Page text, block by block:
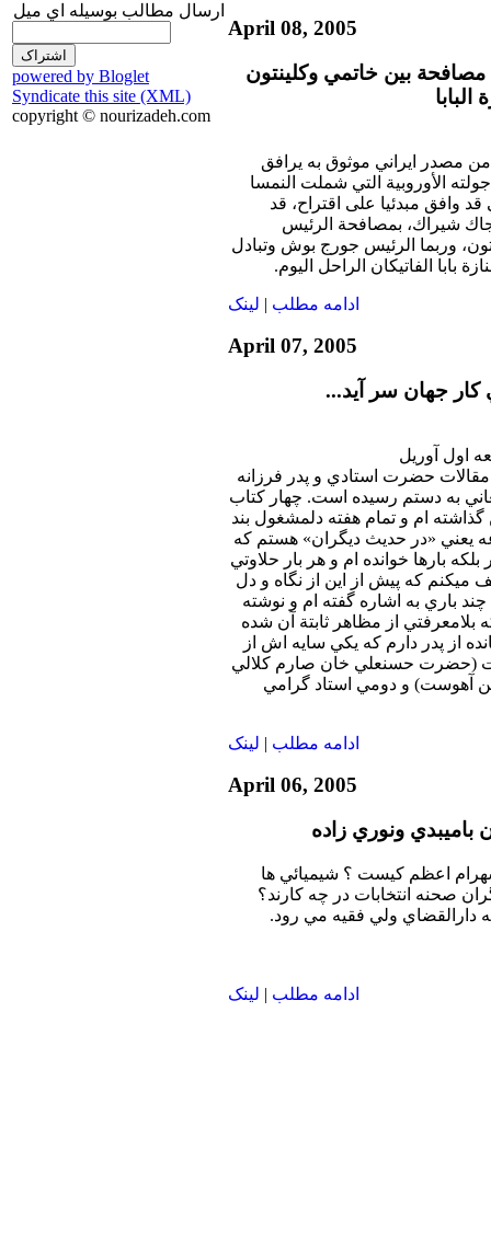
ارسال مطالب بوسيله اي ميل
powered by Bloglet
Syndicate this site (XML)
copyright © nourizadeh.com
April 08, 2005
بين خاتمي وكلينتون
مصدر ايراني موثوق به يرافق
الأوروبية التي شملت النمسا
وافق مبدئيا على اقتراح، قد
شيراك، بمصافحة الرئيس
وربما الرئيس جورج بوش وتبادل
بابا الفاتيكان الراحل اليوم.
ادامه مطلب | لينک
April 07, 2005
جهان سر آيد...
حضرت استادي و پدر فرزانه
به دستم رسيده است. چهار كتاب
ام و تمام هفته دلمشغول بند
يعني «در حديث ديگران» هستم كه
بارها خوانده ام و هر بار حلاوتي
ميكنم كه پيش از اين از نگاه و دل
باري به اشاره گفته ام و نوشته
بلامعرفتي از مظاهر ثابتة آن شده
از پدر دارم كه يكي سايه اش از
(حضرت حسنعلي خان صارم كلالي
آهوست) و دومي استاد گرامي
ادامه مطلب | لينک
April 06, 2005
باميبدي ونوري زاده
اعظم كيست ؟ شيميائي ها
صحنه انتخابات در چه كارند؟
دارالقضاي ولي فقيه مي رود.
ادامه مطلب | لينک